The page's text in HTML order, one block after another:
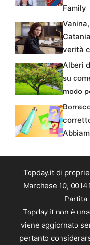
Family
verità
Alberi
su
modo
Topday.it di
Marchese 10,
Partita
Topday.it non è
viene aggiornato
pertanto